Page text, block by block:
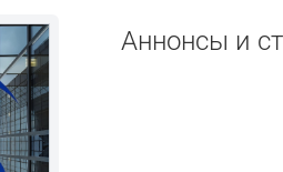
Аннонсы и